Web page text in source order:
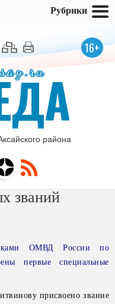
16+
района
званий
ОМВД России по
первые специальные
присвоено звание
Рубрики